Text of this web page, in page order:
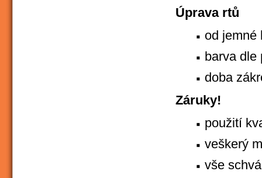
Úprava rtů
od jemné
barva
doba
Záruky!
použití
veškerý
vše